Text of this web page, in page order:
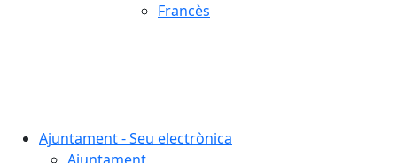
Francès
Ajuntament - Seu electrònica